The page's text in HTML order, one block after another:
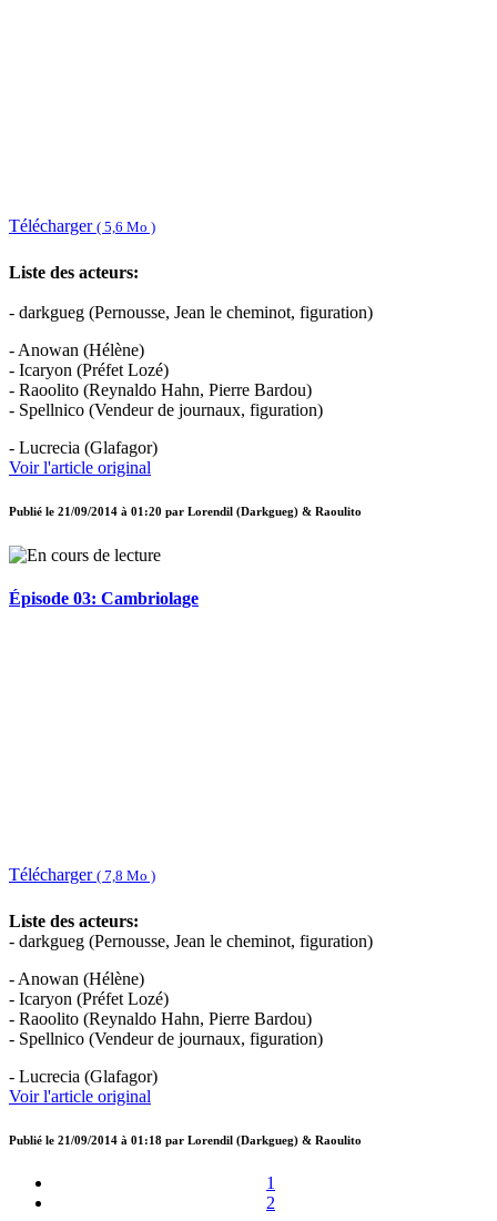
Télécharger ( 5,6 Mo )
Liste des acteurs:
- darkgueg (Pernousse, Jean le cheminot, figuration)
- Anowan (Hélène)
- Icaryon (Préfet Lozé)
- Raoolito (Reynaldo Hahn, Pierre Bardou)
- Spellnico (Vendeur de journaux, figuration)
- Lucrecia (Glafagor)
Voir l'article original
Publié le 21/09/2014 à 01:20 par Lorendil (Darkgueg) & Raoulito
Épisode 03: Cambriolage
Télécharger ( 7,8 Mo )
Liste des acteurs:
- darkgueg (Pernousse, Jean le cheminot, figuration)
- Anowan (Hélène)
- Icaryon (Préfet Lozé)
- Raoolito (Reynaldo Hahn, Pierre Bardou)
- Spellnico (Vendeur de journaux, figuration)
- Lucrecia (Glafagor)
Voir l'article original
Publié le 21/09/2014 à 01:18 par Lorendil (Darkgueg) & Raoulito
1
2